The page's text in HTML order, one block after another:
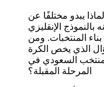
يبدو مختلفًا عن
بالنموذج الإنقليزي
المنتخبات. ومن
الذي يخص الكرة
السعودي في
المرحلة المقبلة؟